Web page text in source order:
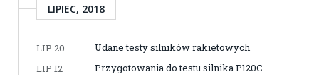
LIPIEC, 2018
LIP 20
Udane testy silników rakietowych
LIP 12
Przygotowania do testu silnika P120C